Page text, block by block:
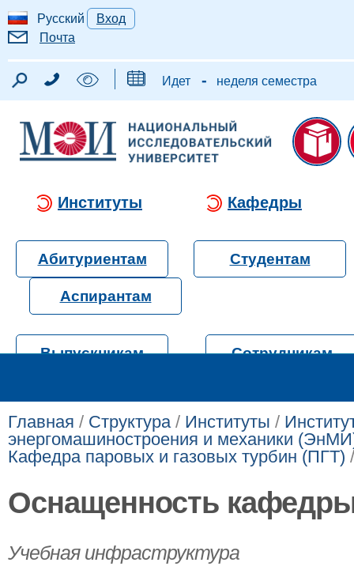
Русский
Вход
Почта
Идет - неделя семестра
Институты Кафедры
Абитуриентам Студентам
Аспирантам
Выпускникам Сотрудникам
Главная / Структура/ Институты /
энергомашиностроения и механики
Кафедра паровых и газовых турбин (ПГТ) /
Оснащенность
​​​Учеб​ная инфраструктура